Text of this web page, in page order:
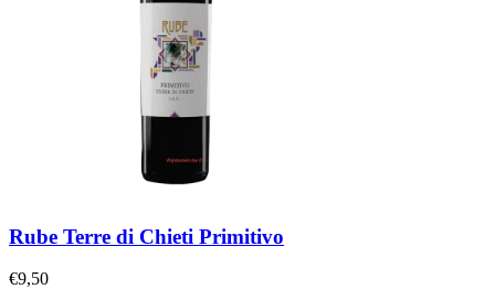
Rube Terre di Chieti Primitivo
€9,50